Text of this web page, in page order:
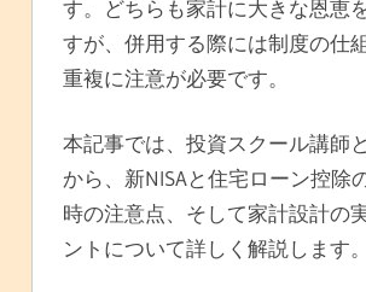
す。どちらも家計に大きな恩恵
すが、併用する際には制度の仕
重複に注意が必要です。
本記事では、投資スクール講師
から、新NISAと住宅ローン控除
時の注意点、そして家計設計の
ントについて詳しく解説します。